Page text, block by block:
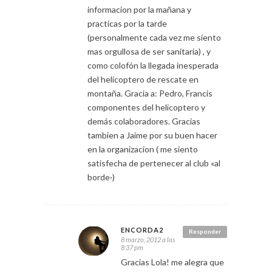
informacion por la mañana y
practicas por la tarde
(personalmente cada vez me siento
mas orgullosa de ser sanitaria) , y
como colofón la llegada inesperada
del helicoptero de rescate en
montaña. Gracia a: Pedro, Francis
componentes del helicoptero y
demás colaboradores. Gracias
tambien a Jaime por su buen hacer
en la organizacion ( me siento
satisfecha de pertenecer al club «al
borde·)
Responder
ENCORDA2
8 marzo, 2012 a las
8:37 pm
Gracias Lola! me alegra que